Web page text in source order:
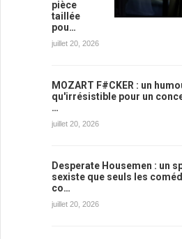
pièce
taillée
pou…
juillet 20, 2026
MOZART F#CKER : un
qu'irrésistible pour un
…
juillet 20, 2026
Desperate Housemen : un
sexiste que seuls les
co…
juillet 20, 2026